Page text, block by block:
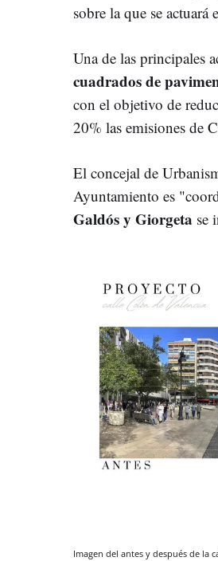
sobre la que se actuará
Una de las principales
cuadrados de
con el objetivo de
20% las emisiones de
El concejal de
Ayuntamiento es
Galdós y Giorgeta se
Imagen del antes y después de la